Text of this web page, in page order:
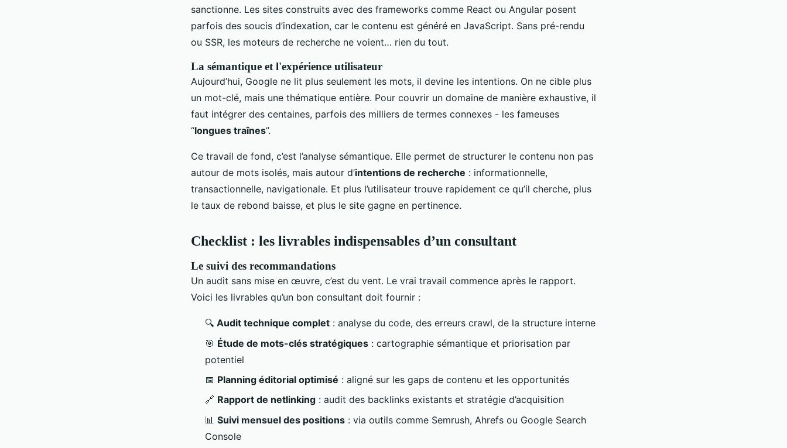
sanctionne. Les sites construits avec des frameworks comme React ou Angular posent
parfois des soucis d’indexation, car le contenu est généré en JavaScript. Sans pré-rendu
ou SSR, les moteurs de recherche ne voient… rien du tout.
La sémantique et l'expérience utilisateur
Aujourd’hui, Google ne lit plus seulement les mots, il devine les intentions. On ne cible plus
un mot-clé, mais une thématique entière. Pour couvrir un domaine de manière exhaustive, il
faut intégrer des centaines, parfois des milliers de termes connexes - les fameuses
“longues traînes”.
Ce travail de fond, c’est l’analyse sémantique. Elle permet de structurer le contenu non pas
autour de mots isolés, mais autour d’intentions de recherche : informationnelle,
transactionnelle, navigationale. Et plus l’utilisateur trouve rapidement ce qu’il cherche, plus
le taux de rebond baisse, et plus le site gagne en pertinence.
Checklist : les livrables indispensables d’un consultant
Le suivi des recommandations
Un audit sans mise en œuvre, c’est du vent. Le vrai travail commence après le rapport.
Voici les livrables qu’un bon consultant doit fournir :
🔍 Audit technique complet : analyse du code, des erreurs crawl, de la structure interne
🎯 Étude de mots-clés stratégiques : cartographie sémantique et priorisation par
potentiel
📅 Planning éditorial optimisé : aligné sur les gaps de contenu et les opportunités
🔗 Rapport de netlinking : audit des backlinks existants et stratégie d’acquisition
📊 Suivi mensuel des positions : via outils comme Semrush, Ahrefs ou Google Search
Console